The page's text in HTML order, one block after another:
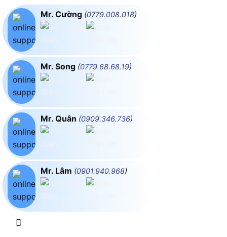
Mr. Cường (0779.008.018)
Mr. Song (0779.68.68.19)
Mr. Quân (0909.346.736)
Mr. Lâm (0901.940.968)